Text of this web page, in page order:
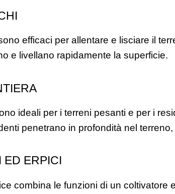
efficaci per allentare e lisciare il
e livellano rapidamente la superficie.
ideali per i terreni pesanti e per i
penetrano in profondità nel
ED ERPICI
combina le funzioni di un coltivatore